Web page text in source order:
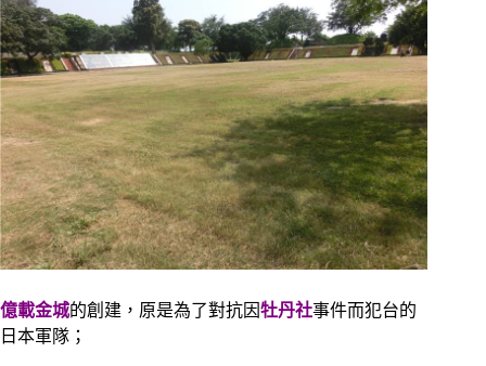
億載金城的創建，原是為了對抗因牡丹社事件而犯台的
日本軍隊；